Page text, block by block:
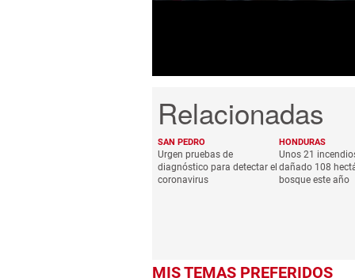
SAN PEDRO
Urgen pruebas de
diagnóstico para detectar el
coronavirus
HONDURAS
Unos 21
dañado 108
bosque este año
MIS TEMAS PREFERIDOS